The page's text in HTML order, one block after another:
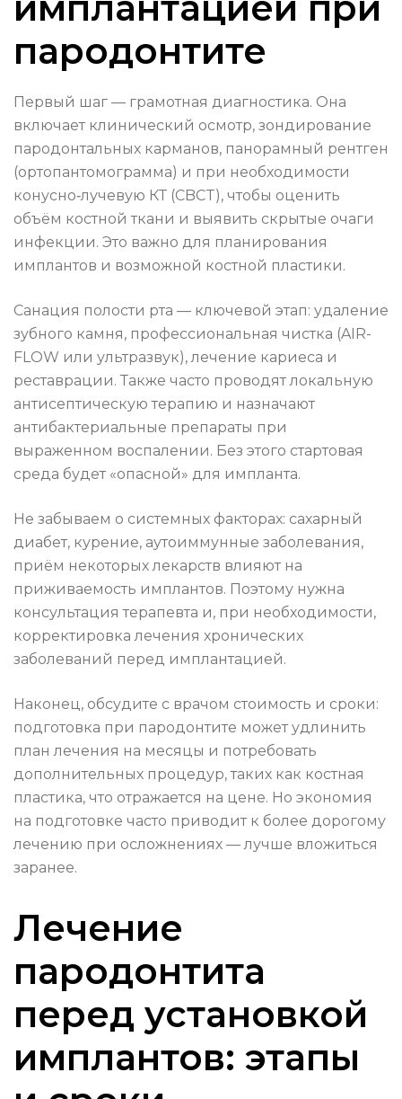
пародонтите
Первый шаг — грамотная диагностика. Она
включает клинический осмотр, зондирование
пародонтальных карманов, панорамный рентген
(ортопантомограмма) и при необходимости
конусно‑лучевую КТ (CBCT), чтобы оценить
объём костной ткани и выявить скрытые очаги
инфекции. Это важно для планирования
имплантов и возможной костной пластики.
Санация полости рта — ключевой этап: удаление
зубного камня, профессиональная чистка (AIR-
FLOW или ультразвук), лечение кариеса и
реставрации. Также часто проводят локальную
антисептическую терапию и назначают
антибактериальные препараты при
выраженном воспалении. Без этого стартовая
среда будет «опасной» для импланта.
Не забываем о системных факторах: сахарный
диабет, курение, аутоиммунные заболевания,
приём некоторых лекарств влияют на
приживаемость имплантов. Поэтому нужна
консультация терапевта и, при необходимости,
корректировка лечения хронических
заболеваний перед имплантацией.
Наконец, обсудите с врачом стоимость и сроки:
подготовка при пародонтите может удлинить
план лечения на месяцы и потребовать
дополнительных процедур, таких как костная
пластика, что отражается на цене. Но экономия
на подготовке часто приводит к более дорогому
лечению при осложнениях — лучше вложиться
заранее.
Лечение
пародонтита
перед установкой
имплантов: этапы